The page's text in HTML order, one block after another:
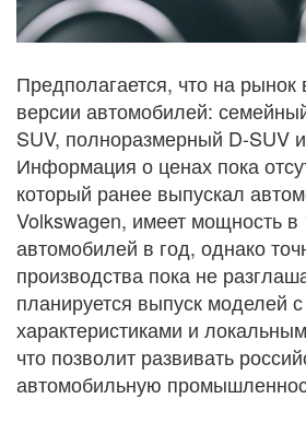
Предполагается, что на рынок
версии автомобилей:
SUV, полноразмерный D-SUV
Информация о ценах пока
который ранее выпускал
Volkswagen, имеет мощность в
автомобилей в год, однако
производства пока не
планируется выпуск моделей
характеристиками и
что позволит развивать
автомобильную